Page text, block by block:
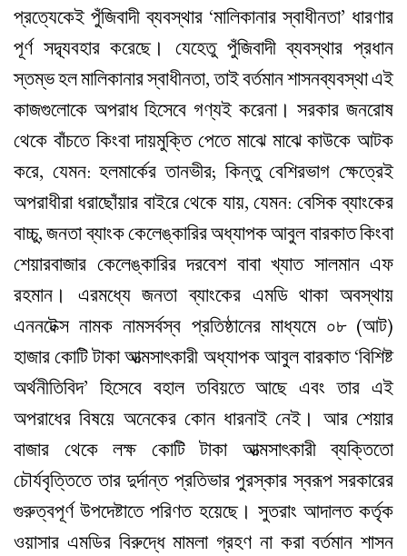
প্রত্যেকেই পুঁজিবাদী ব্যবস্থার ‘মালিকানার স্বাধীনতা’ ধারণার
পূর্ণ সদ্ব্যবহার করেছে। যেহেতু পুঁজিবাদী ব্যবস্থার প্রধান
স্তম্ভ হল মালিকানার স্বাধীনতা, তাই বর্তমান শাসনব্যবস্থা এই
কাজগুলোকে অপরাধ হিসেবে গণ্যই করেনা। সরকার জনরোষ
থেকে বাঁচতে কিংবা দায়মুক্তি পেতে মাঝে মাঝে কাউকে আটক
করে, যেমন: হলমার্কের তানভীর; কিন্তু বেশিরভাগ ক্ষেত্রেই
অপরাধীরা ধরাছোঁয়ার বাইরে থেকে যায়, যেমন: বেসিক ব্যাংকের
বাচ্চু, জনতা ব্যাংক কেলেঙ্কারির অধ্যাপক আবুল বারকাত কিংবা
শেয়ারবাজার কেলেঙ্কারির দরবেশ বাবা খ্যাত সালমান এফ
রহমান। এরমধ্যে জনতা ব্যাংকের এমডি থাকা অবস্থায়
এননটেক্স নামক নামসর্বস্ব প্রতিষ্ঠানের মাধ্যমে ০৮ (আট)
হাজার কোটি টাকা আত্মসাৎকারী অধ্যাপক আবুল বারকাত ‘বিশিষ্ট
অর্থনীতিবিদ’ হিসেবে বহাল তবিয়তে আছে এবং তার এই
অপরাধের বিষয়ে অনেকের কোন ধারনাই নেই। আর শেয়ার
বাজার থেকে লক্ষ কোটি টাকা আত্মসাৎকারী ব্যক্তিতো
চৌর্যবৃত্তিতে তার দুর্দান্ত প্রতিভার পুরস্কার স্বরূপ সরকারের
গুরুত্বপূর্ণ উপদেষ্টাতে পরিণত হয়েছে। সুতরাং আদালত কর্তৃক
ওয়াসার এমডির বিরুদ্ধে মামলা গ্রহণ না করা বর্তমান শাসন